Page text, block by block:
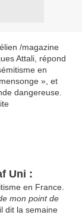
/magazine
Attali, répond
en
», et
dangereuse.
Uni :
en France.
mon point de
dit la semaine